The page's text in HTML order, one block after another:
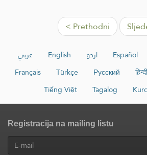
< Prethodni
عربي English اردو Español
Français
Türkçe Русский हिन्दी
Tiếng Việt
Tagalog
Registracija na mailing listu